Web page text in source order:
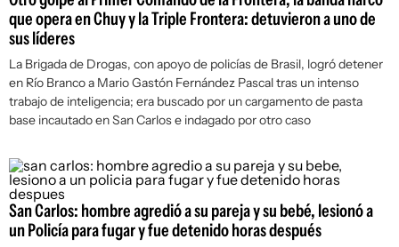
que opera en Chuy y la Triple Frontera: detuvieron a uno de
sus líderes
La Brigada de Drogas, con apoyo de policías de Brasil, logró detener
en Río Branco a Mario Gastón Fernández Pascal tras un intenso
trabajo de inteligencia; era buscado por un cargamento de pasta
base incautado en San Carlos e indagado por otro caso
San Carlos: hombre agredió a su pareja y su bebé, lesionó a
un Policía para fugar y fue detenido horas después